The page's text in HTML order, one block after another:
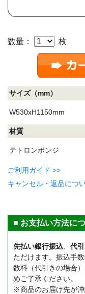
数量： 枚
サイズ（mm）
W530xH1150mm
材質
テトロンポンジ
ご利用ガイド >>
キャンセル・返品につ
■ お支払い方法に
先払い銀行振込 代
ただけます。振込手
数料（代引きの場合
めご了承ください。
※商品のお届け先が